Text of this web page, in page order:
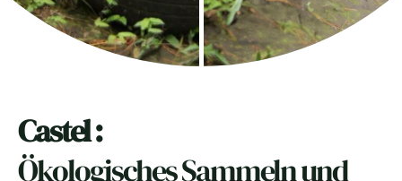
Castel :
Ökologisches Sammeln und